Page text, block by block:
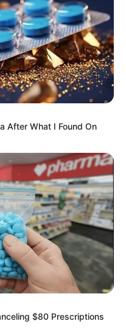
στο youtube
αν
την αλήθεια… Η
ποτέ από τα
τον αγώνα με
After What I Found On
$80 Prescriptions